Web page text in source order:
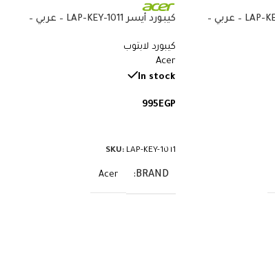
كيبورد أيسر LAP-KEY-109 – عربي –
كيبورد أيسر LAP-KEY-1011 – عربي –
وA315-23 وAspire 5 A515-52 وA515-53
كيبورد لابتوب
Acer
In stock
995EGP
SKU: LAP-KEY-1011
BRAND
Acer